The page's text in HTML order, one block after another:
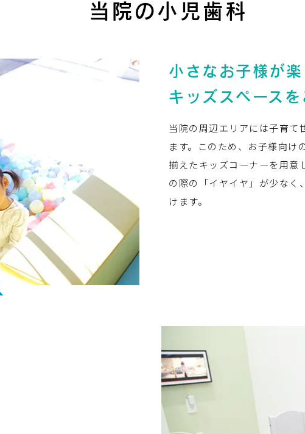
当院の小児歯科
小さなお子様が
キッズスペース
当院の周辺エリアには子育
ます。このため、お子様向
揃えたキッズコーナーを用意
の際の「イヤイヤ」が少な
けます。